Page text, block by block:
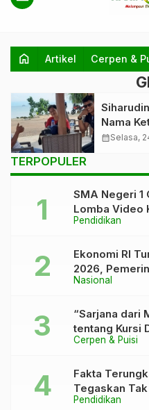
home Artikel Cerpen &
Nama
calendar_monthSelasa,
TERPOPULER
Pendidikan
SMA Negeri 1
Lomba Video
Asah Bakat
Nasional
Ekonomi RI
2026,
“Kutukan” 5
Cerpen & Puisi
“Sarjana dari
tentang Kursi
Rapi”
Pendidikan
Fakta
Tegaskan
Kaca Pecah